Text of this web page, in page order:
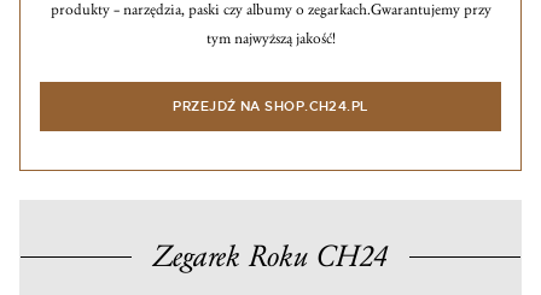
produkty – narzędzia, paski czy albumy o zegarkach.Gwarantujemy przy
tym najwyższą jakość!
PRZEJDŹ NA SHOP.CH24.PL
Zegarek Roku CH24